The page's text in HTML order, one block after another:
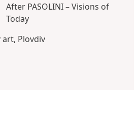
After PASOLINI – Visions of
Today
Plovdiv